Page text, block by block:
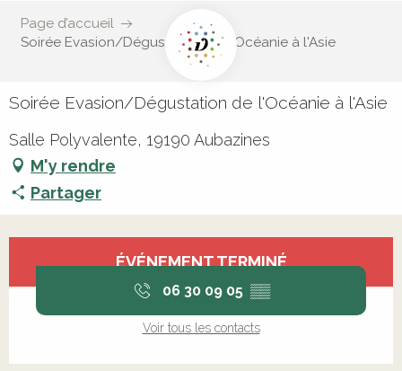
Page d’accueil
Soirée Evasion/Dégustation de l'Océanie à l'Asie
Soirée Evasion/Dégustation de l'Océanie à l'Asie
Salle Polyvalente, 19190 Aubazines
M'y rendre
Partager
Ouverture et coordonnées
ÉVÉNEMENT TERMINÉ
06 30 09 05 ▒▒
Voir tous les contacts